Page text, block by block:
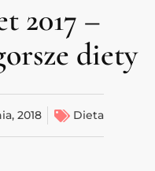
2017 –
diety
2018 Dieta